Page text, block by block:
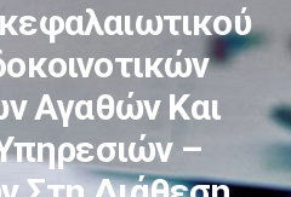
Αγαθών Και
–